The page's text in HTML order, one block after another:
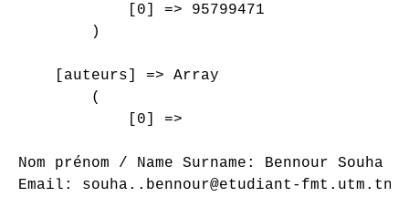
            [0] => 95799471
        )
    [auteurs] => Array
        (
            [0] =>
Nom prénom / Name Surname: Bennour Souha
Email: souha..bennour@etudiant-fmt.utm.tn